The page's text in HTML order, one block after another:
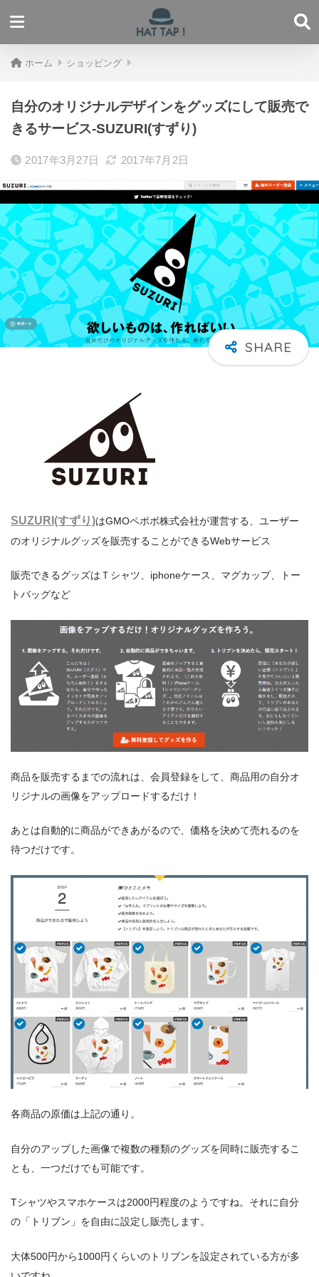
ホーム ショッピング
自分のオリジナルデザインをグッズにして販売で
きるサービス-SUZURI(すずり)
2017年3月27日 2017年7月2日
SUZURI(すずり)はGMOペポボ株式会社が運営する、ユーザー
のオリジナルグッズを販売することができるWebサービス
販売できるグッズはＴシャツ、iphoneケース、マグカップ、トー
トバッグなど
商品を販売するまでの流れは、会員登録をして、商品用の自分オ
リジナルの画像をアップロードするだけ！
あとは自動的に商品ができあがるので、価格を決めて売れるのを
待つだけです。
各商品の原価は上記の通り。
自分のアップした画像で複数の種類のグッズを同時に販売するこ
とも、一つだけでも可能です。
Tシャツやスマホケースは2000円程度のようですね。それに自分
の「トリブン」を自由に設定し販売します。
大体500円から1000円くらいのトリブンを設定されている方が多